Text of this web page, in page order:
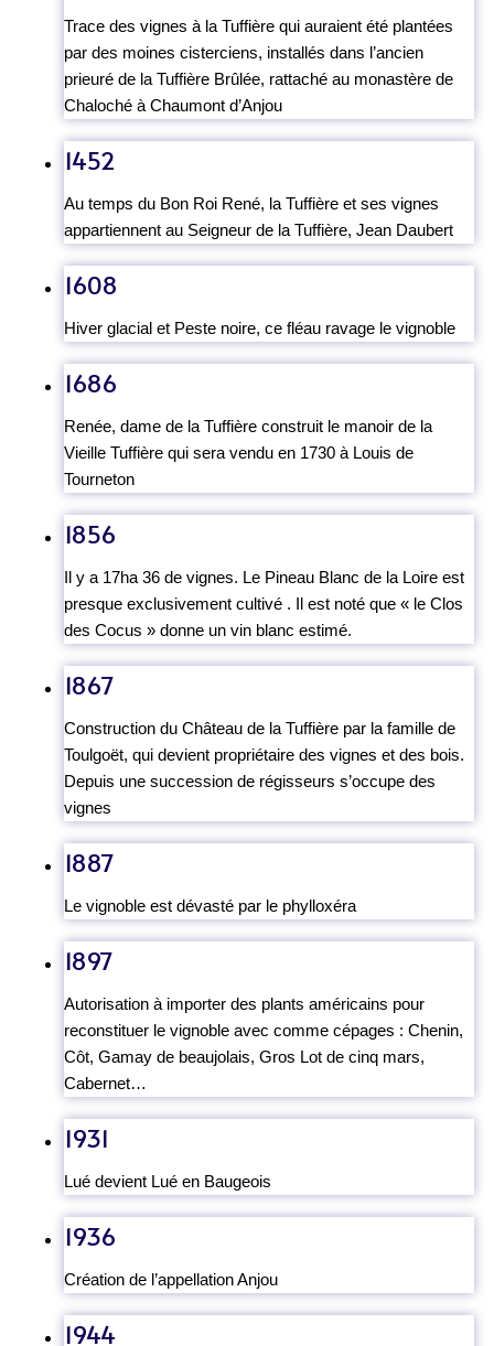
Trace des vignes à la Tuffière qui auraient été plantées
par des moines cisterciens, installés dans l’ancien
prieuré de la Tuffière Brûlée, rattaché au monastère de
Chaloché à Chaumont d’Anjou
1452
Au temps du Bon Roi René, la Tuffière et ses vignes
appartiennent au Seigneur de la Tuffière, Jean Daubert
1608
Hiver glacial et Peste noire, ce fléau ravage le vignoble
1686
Renée, dame de la Tuffière construit le manoir de la
Vieille Tuffière qui sera vendu en 1730 à Louis de
Tourneton
1856
Il y a 17ha 36 de vignes. Le Pineau Blanc de la Loire est
presque exclusivement cultivé . Il est noté que « le Clos
des Cocus » donne un vin blanc estimé.
1867
Construction du Château de la Tuffière par la famille de
Toulgoët, qui devient propriétaire des vignes et des bois.
Depuis une succession de régisseurs s’occupe des
vignes
1887
Le vignoble est dévasté par le phylloxéra
1897
Autorisation à importer des plants américains pour
reconstituer le vignoble avec comme cépages : Chenin,
Côt, Gamay de beaujolais, Gros Lot de cinq mars,
Cabernet…
1931
Lué devient Lué en Baugeois
1936
Création de l’appellation Anjou
1944